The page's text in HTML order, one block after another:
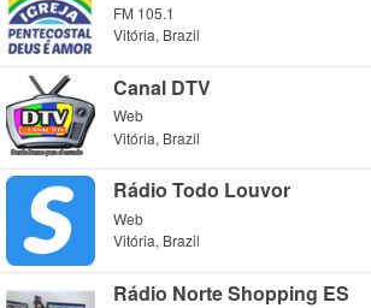
FM 105.1
Vitória, Brazil
Canal DTV
Web
Vitória, Brazil
Rádio Todo Louvor
Web
Vitória, Brazil
Rádio Norte Shopping ES